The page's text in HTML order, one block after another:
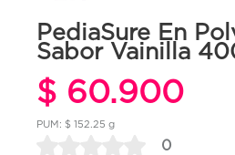
PediaSure En
Sabor Vainilla
$ 60.900
PUM: $ 152.25 g
0